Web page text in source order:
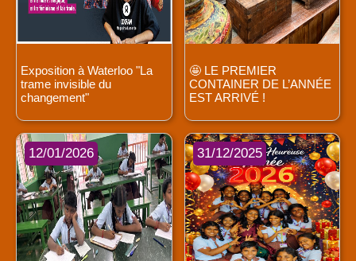
Exposition à Waterloo "La
trame invisible du
changement"
🤩 LE PREMIER
CONTAINER DE L’ANNÉE
EST ARRIVÉ !
12/01/2026 31/12/2025